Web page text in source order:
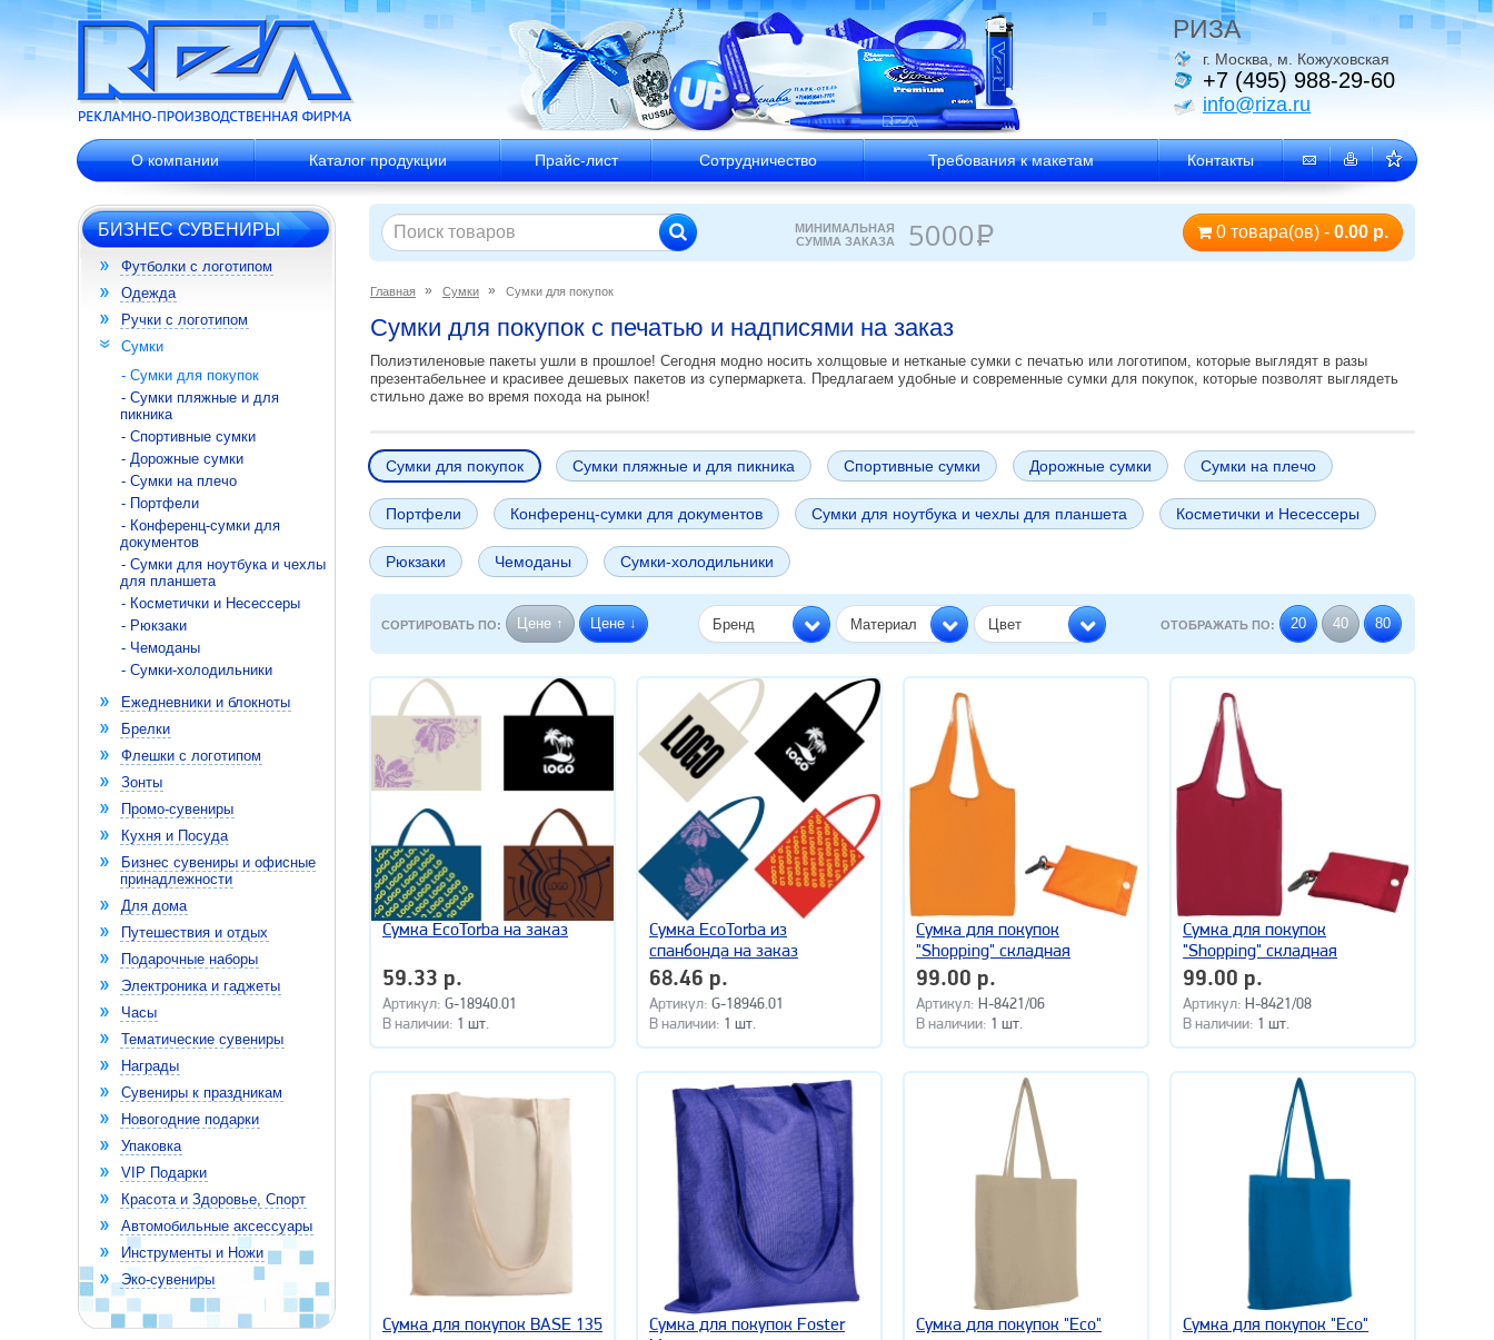
РИЗА
г. Москва, м. Кожуховская
+7 (495) 988-29-60
info@riza.ru
О компании Каталог продукции Прайс-лист Сотрудничество Требования к макетам Контакты
МИНИМАЛЬНАЯ
СУММА ЗАКАЗА
5000Р 0 товара(ов) - 0.00 р.
БИЗНЕС СУВЕНИРЫ
Футболки с логотипом
Одежда
Ручки с логотипом
Сумки
- Сумки для покупок
- Сумки пляжные и для
пикника
- Спортивные сумки
- Дорожные сумки
- Сумки на плечо
- Портфели
- Конференц-сумки для
документов
- Сумки для ноутбука и чехлы
для планшета
- Косметички и Несессеры
- Рюкзаки
- Чемоданы
- Сумки-холодильники
Ежедневники и блокноты
Брелки
Флешки с логотипом
Зонты
Промо-сувениры
Кухня и Посуда
Бизнес сувениры и офисные
принадлежности
Для дома
Путешествия и отдых
Подарочные наборы
Электроника и гаджеты
Часы
Тематические сувениры
Награды
Сувениры к праздникам
Новогодние подарки
Упаковка
VIP Подарки
Красота и Здоровье, Спорт
Автомобильные аксессуары
Инструменты и Ножи
Эко-сувениры
Главная Сумки Сумки для покупок
Сумки для покупок с печатью и надписями на заказ
Полиэтиленовые пакеты ушли в прошлое! Сегодня модно носить холщовые и нетканые сумки с печатью или логотипом, которые выглядят в разы
презентабельнее и красивее дешевых пакетов из супермаркета. Предлагаем удобные и современные сумки для покупок, которые позволят выглядеть
стильно даже во время похода на рынок!
Сумки для покупок Сумки пляжные и для пикника Спортивные сумки Дорожные сумки Сумки на плечо
Портфели Конференц-сумки для документов Сумки для ноутбука и чехлы для планшета Косметички и Несессеры
Рюкзаки Чемоданы Сумки-холодильники
Бренд Материал Цвет
СОРТИРОВАТЬ ПО: Цене ↑ Цене ↓ ОТОБРАЖАТЬ ПО: 20 40 80
Сумка EcoTorba на заказ
59.33 р.
Артикул: G-18940.01
В наличии: 1 шт.
Сумка EcoTorba из
спанбонда на заказ
68.46 р.
Артикул:G-18946.01
В наличии: 1 шт.
Сумка для покупок
"Shopping" складная
99.00 р.
Артикул:H-8421/06
В наличии: 1 шт.
Сумка для покупок
"Shopping" складная
99.00 р.
Артикул:H-8421/08
В наличии: 1 шт.
Сумка для покупок BASE 135
Сумка для покупок Foster
Сумка для покупок "Eco" Сумка для покупок "Eco"